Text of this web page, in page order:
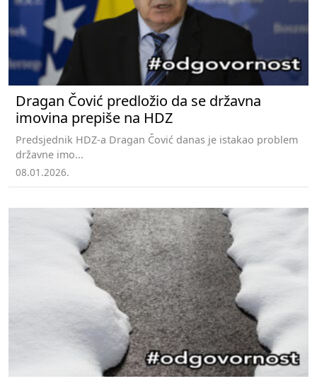
Dragan Čović predložio da se državna
imovina prepiše na HDZ
Predsjednik HDZ-a Dragan Čović danas je istakao problem
državne imo...
08.01.2026.